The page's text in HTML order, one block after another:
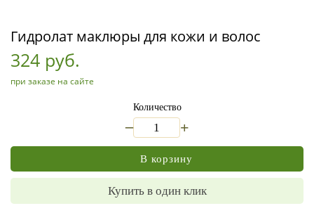
Гидролат маклюры для кожи и волос
324 руб.
при заказе на сайте
Количество
+
В корзину
Купить в один клик